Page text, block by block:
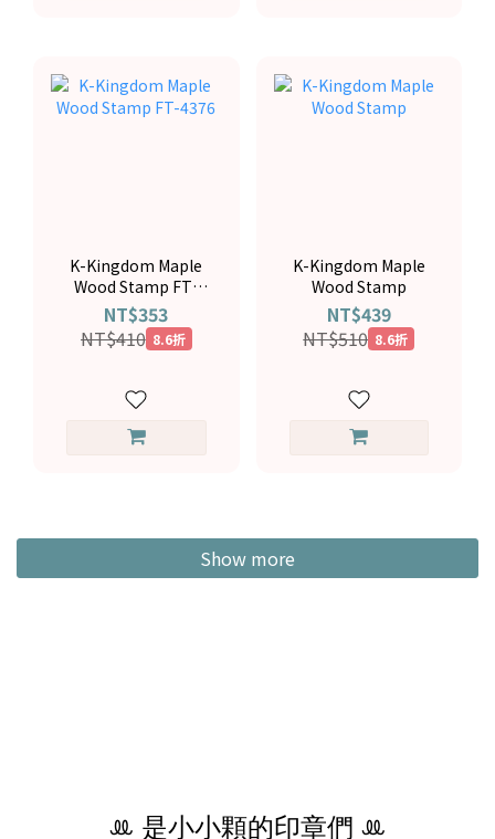
K-Kingdom Maple
Wood Stamp FT-
4376
NT$353
NT$410 8.6折
K-Kingdom Maple
Wood Stamp
NT$439
NT$510 8.6折
Show more
ꔛ 是小小顆的印章們 ꔛ